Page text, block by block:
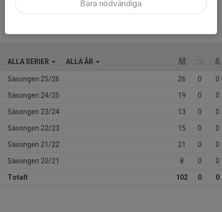
ALLA SERIER ALLA ÅR
Säsongen 25/26 26 0 0
Säsongen 24/25 19 0 0
Säsongen 23/24 13 0 0
Säsongen 22/23 15 0 0
Säsongen 21/22 21 0 0
Säsongen 20/21 8 0 0
Totalt 102 0 0
Bara nödvändiga